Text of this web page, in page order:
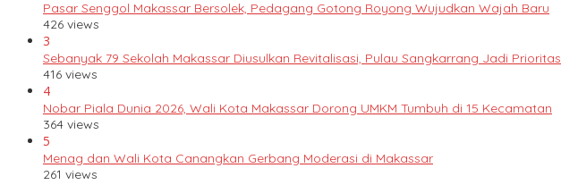
Pasar Senggol Makassar Bersolek, Pedagang Gotong Royong Wujudkan Wajah Baru
426 views
3
Sebanyak 79 Sekolah Makassar Diusulkan Revitalisasi, Pulau Sangkarrang Jadi Prioritas
416 views
4
Nobar Piala Dunia 2026, Wali Kota Makassar Dorong UMKM Tumbuh di 15 Kecamatan
364 views
5
Menag dan Wali Kota Canangkan Gerbang Moderasi di Makassar
261 views